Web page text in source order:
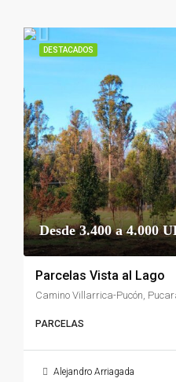
DESTACADOS
Desde 3.400 a 4.000
Parcelas Vista al Lago
PARCELAS
Alejandro Arriagada